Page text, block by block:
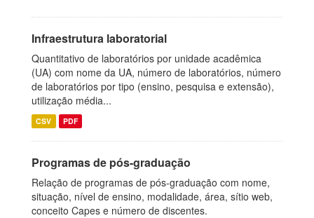
Infraestrutura laboratorial
Quantitativo de laboratórios por unidade acadêmica
(UA) com nome da UA, número de laboratórios, número
de laboratórios por tipo (ensino, pesquisa e extensão),
utilização média...
CSV PDF
Programas de pós-graduação
Relação de programas de pós-graduação com nome,
situação, nível de ensino, modalidade, área, sítio web,
conceito Capes e número de discentes.